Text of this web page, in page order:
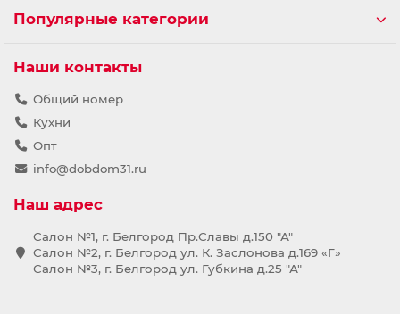
Популярные категории
Наши контакты
Общий номер
Кухни
Опт
info@dobdom31.ru
Наш адрес
Салон №1, г. Белгород Пр.Славы д.150 "А"
Салон №2, г. Белгород ул. К. Заслонова д.169 «Г»
Салон №3, г. Белгород ул. Губкина д.25 "А"